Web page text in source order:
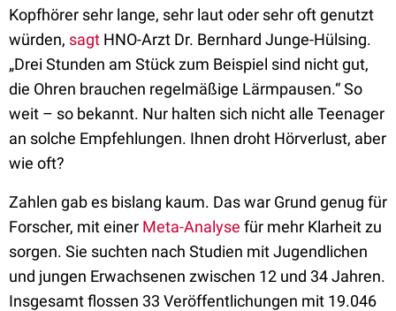
Kopfhörer sehr lange, sehr laut oder sehr oft genutzt
würden, sagt HNO-Arzt Dr. Bernhard Junge-Hülsing.
„Drei Stunden am Stück zum Beispiel sind nicht gut,
die Ohren brauchen regelmäßige Lärmpausen.“ So
weit – so bekannt. Nur halten sich nicht alle Teenager
an solche Empfehlungen. Ihnen droht Hörverlust, aber
wie oft?
Zahlen gab es bislang kaum. Das war Grund genug für
Forscher, mit einer Meta-Analyse für mehr Klarheit zu
sorgen. Sie suchten nach Studien mit Jugendlichen
und jungen Erwachsenen zwischen 12 und 34 Jahren.
Insgesamt flossen 33 Veröffentlichungen mit 19.046